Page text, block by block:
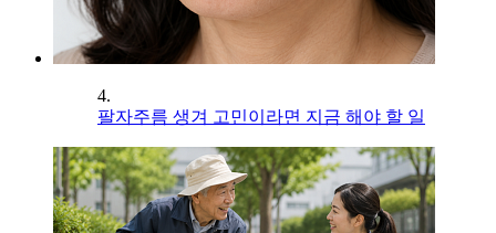
4.
팔자주름 생겨 고민이라면 지금 해야 할 일